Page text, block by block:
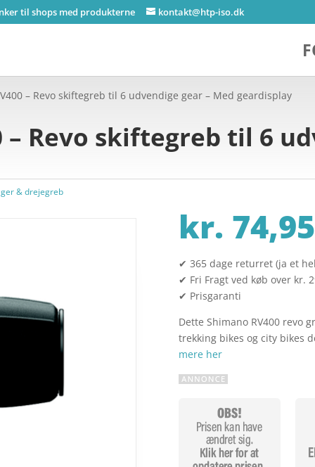
til shops med produkterne kontakt@htp-iso.dk
– Revo skiftegreb til 6 udvendige gear – Med geardisplay
– Revo skiftegreb til 6
& drejegreb
kr. 74,95
✔ 365 dage returret (ja et
✔ Fri Fragt ved køb over kr.
✔ Prisgaranti
Dette Shimano RV400 revo
trekking bikes og city bikes
mere her